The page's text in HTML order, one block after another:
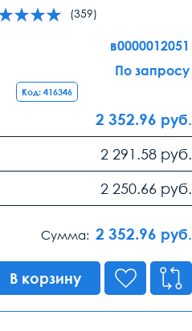
(359)
в0000012051
По запросу
Код: 416346
2 352.96 руб.
2 291.58 руб.
2 250.66 руб.
Сумма: 2 352.96 руб.
В корзину